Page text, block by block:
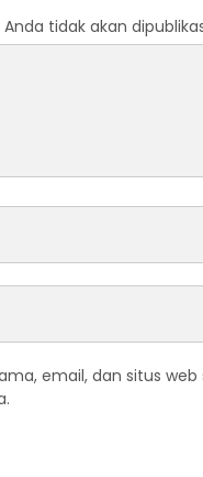
tidak akan
email, dan situs